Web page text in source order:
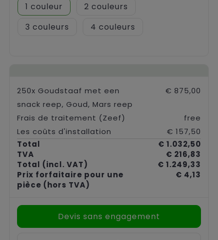
1
2
3
4
250x Goudstaaf met een
snack reep, Goud, Mars reep
€ 875,00
Frais de traitement (Zeef)
free
Les coûts d'installation
€ 157,50
Total
€ 1.032,50
TVA
€ 216,83
Total (incl. VAT)
€ 1.249,33
Prix forfaitaire pour une
pièce (hors TVA)
€ 4,13
Devis sans engagement